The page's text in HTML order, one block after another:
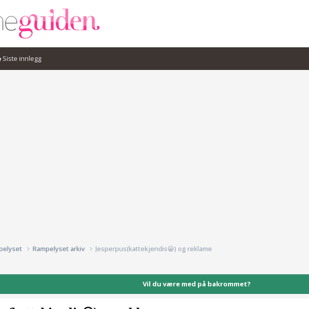
Siste innlegg
Rampelyset arkiv Jesperpus(kattekjendis😀) og reklame
Vil du være med på bakrommet?